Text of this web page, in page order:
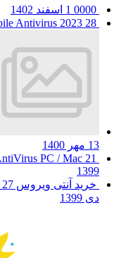
0000 1 اسفند 1402
Antivirus 2023 28 بهمن 1400
13 مهر 1400
PC / Mac
1399
خرید آنتی ویروس F-Secure SAFE Internet Security 2025 27
دی 1399